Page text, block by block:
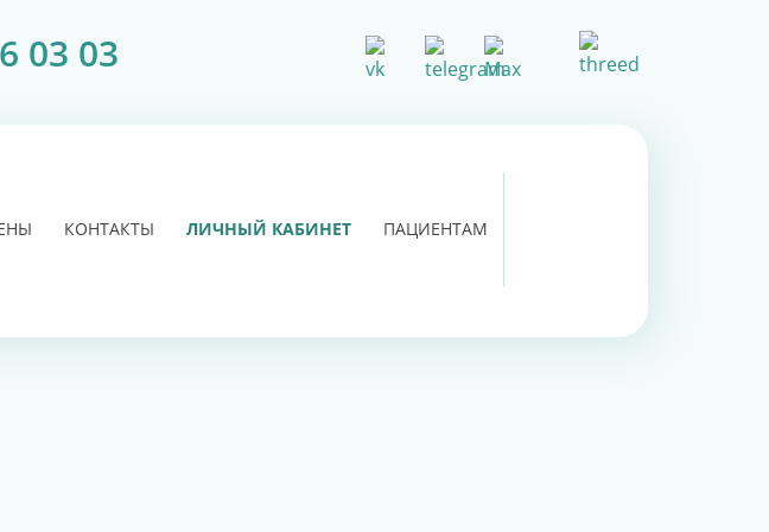
03 03
КОНТАКТЫ ЛИЧНЫЙ КАБИНЕТ ПАЦИЕНТАМ